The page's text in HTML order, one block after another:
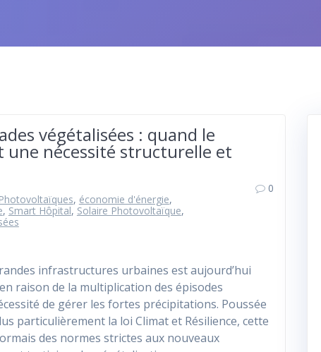
végétalisées : quand le
une nécessité structurelle et
, économie d'énergie,
, Smart Hôpital, Solaire Photovoltaïque,
0
infrastructures urbaines est aujourd’hui
raison de la multiplication des épisodes
de gérer les fortes précipitations. Poussée
particulièrement la loi Climat et Résilience, cette
des normes strictes aux nouveaux